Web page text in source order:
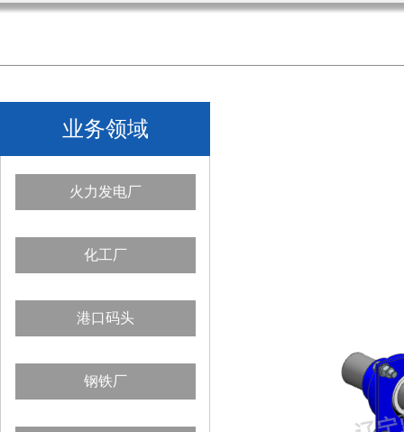
业务领域
火力发电厂
化工厂
港口码头
钢铁厂